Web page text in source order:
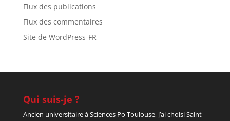
Flux des publications
Flux des commentaires
Site de WordPress-FR
Qui suis-je ?
Ancien universitaire à Sciences Po Toulouse, j’ai choisi Saint-